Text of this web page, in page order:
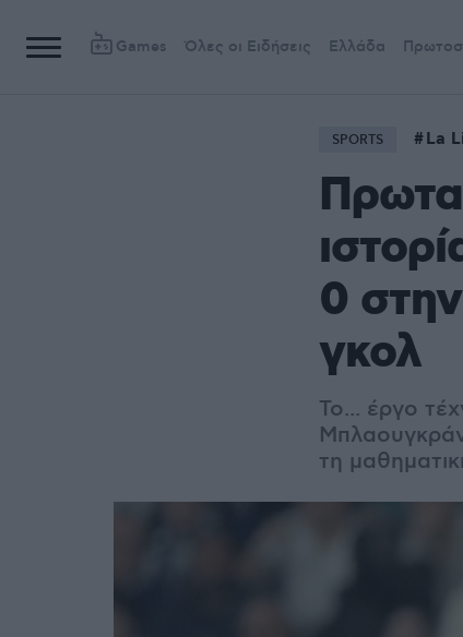
Games Όλες οι Ειδήσεις Ελλάδα
SPORTS La
0
γκολ
Το... έργο
τη